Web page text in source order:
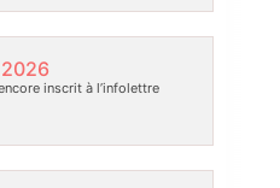
inscrit à l’infolettre